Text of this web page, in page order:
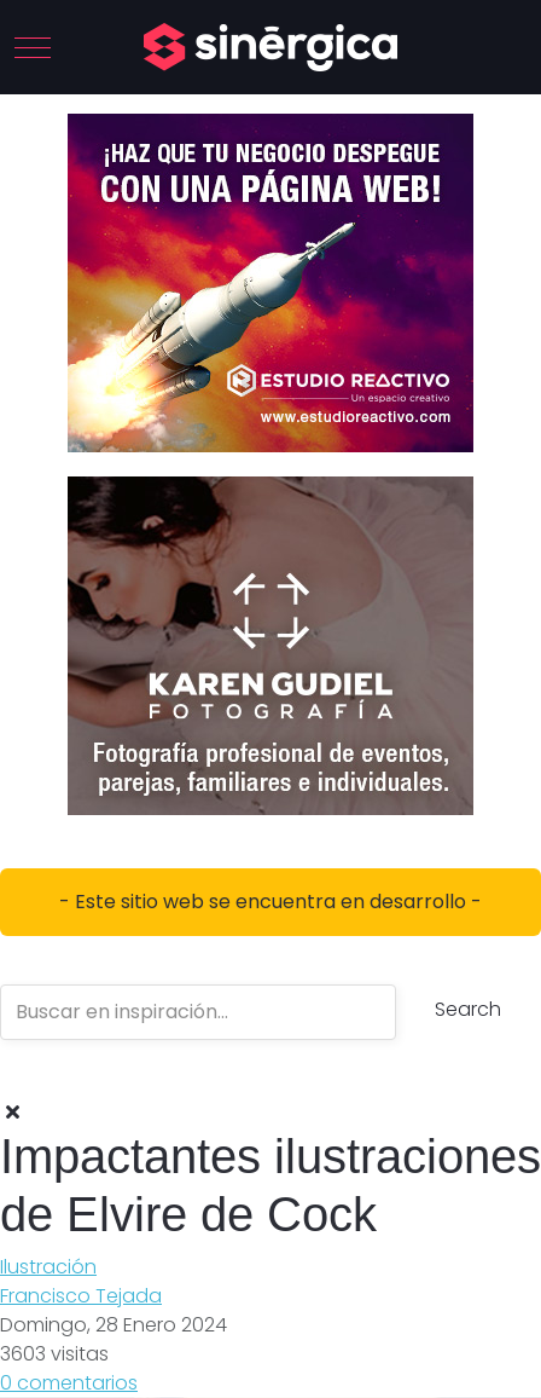
Mobile Menu Toggle
- Este sitio web se encuentra en desarrollo -
Search
Impactantes ilustraciones
de Elvire de Cock
Ilustración
Francisco Tejada
Domingo, 28 Enero 2024
3603 visitas
0 comentarios